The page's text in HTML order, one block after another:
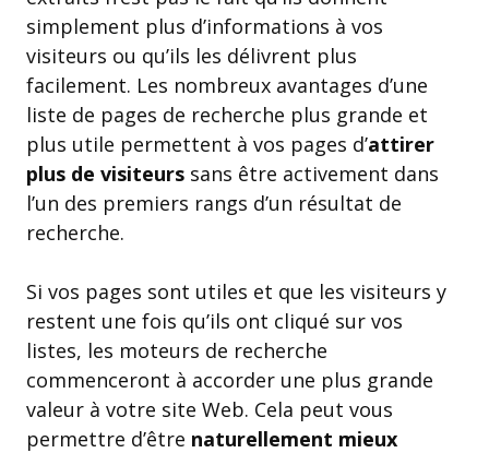
simplement plus d’informations à vos
visiteurs ou qu’ils les délivrent plus
facilement. Les nombreux avantages d’une
liste de pages de recherche plus grande et
plus utile permettent à vos pages d’attirer
plus de visiteurs sans être activement dans
l’un des premiers rangs d’un résultat de
recherche.
Si vos pages sont utiles et que les visiteurs y
restent une fois qu’ils ont cliqué sur vos
listes, les moteurs de recherche
commenceront à accorder une plus grande
valeur à votre site Web. Cela peut vous
permettre d’être naturellement mieux